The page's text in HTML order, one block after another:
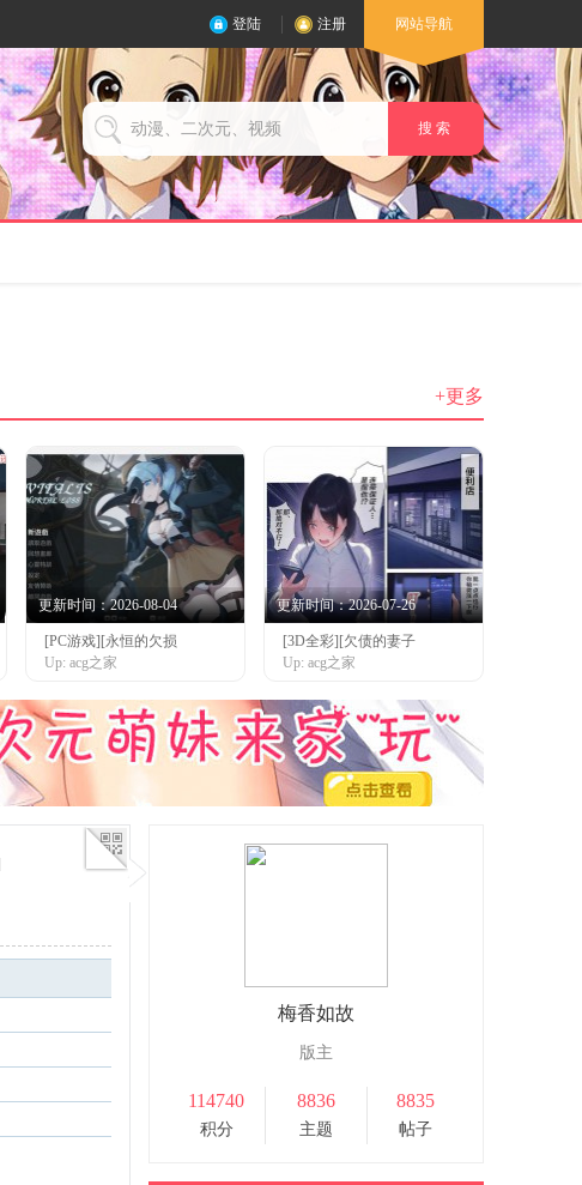
登陆 注册 网站导航
搜 索
+更多
更新时间：2026-08-04
[PC游戏][永恒的欠损
Up: acg之家
更新时间：2026-07-26
[3D全彩][欠债的妻子
Up: acg之家
梅香如故
版主
114740
积分
8836
主题
8835
帖子